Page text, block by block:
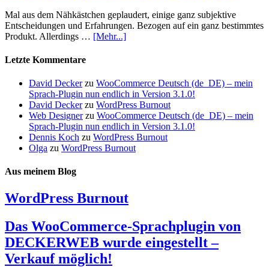
Mal aus dem Nähkästchen geplaudert, einige ganz subjektive
Entscheidungen und Erfahrungen. Bezogen auf ein ganz bestimmtes
Produkt. Allerdings … [Mehr...]
Letzte Kommentare
David Deckerzu WooCommerce Deutsch (de_DE) – mein
Sprach-Plugin nun endlich in Version 3.1.0!
David Deckerzu WordPress Burnout
Web Designerzu WooCommerce Deutsch (de_DE) – mein
Sprach-Plugin nun endlich in Version 3.1.0!
Dennis Koch zu WordPress Burnout
Olga zu WordPress Burnout
Aus meinem Blog
WordPress Burnout
Das WooCommerce-Sprachplugin von
DECKERWEB wurde eingestellt –
Verkauf möglich!